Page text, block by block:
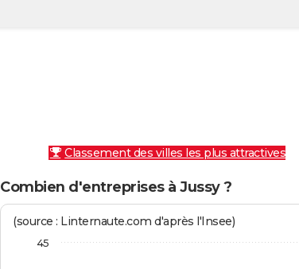
Classement des villes les plus attractives
Combien d'entreprises à Jussy ?
(source : Linternaute.com d'après l'Insee)
45